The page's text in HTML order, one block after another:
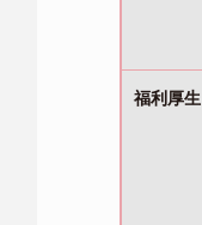
福利厚生